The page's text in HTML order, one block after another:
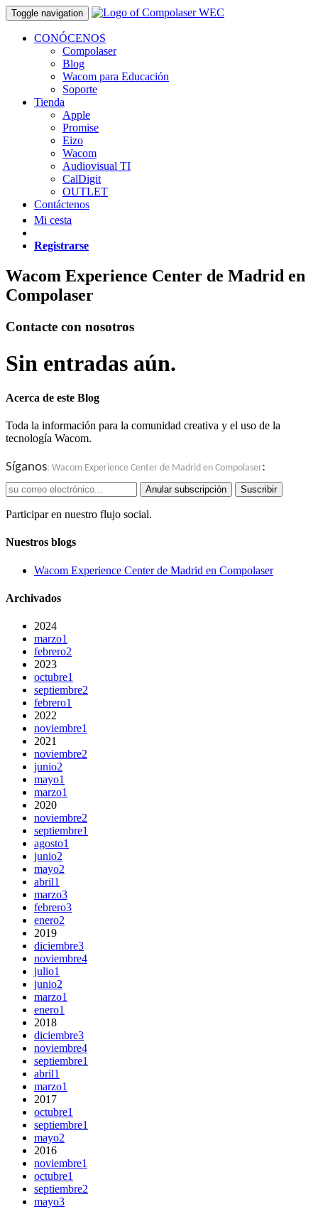
Toggle navigation
CONÓCENOS
Compolaser
Blog
Wacom para Educación
Soporte
Tienda
Apple
Promise
Eizo
Wacom
Audiovisual TI
CalDigit
OUTLET
Contáctenos
Mi cesta
Registrarse
Wacom Experience Center de Madrid en
Compolaser
Contacte con nosotros
Sin entradas aún.
Acerca de este Blog
Toda la información para la comunidad creativa y el uso de la
tecnología Wacom.
Síganos: Wacom Experience Center de Madrid en Compolaser:
Anular subscripción Suscribir
Participar en nuestro flujo social.
Nuestros blogs
Wacom Experience Center de Madrid en Compolaser
Archivados
2024
marzo1
febrero2
2023
octubre1
septiembre2
febrero1
2022
noviembre1
2021
noviembre2
junio2
mayo1
marzo1
2020
noviembre2
septiembre1
agosto1
junio2
mayo2
abril1
marzo3
febrero3
enero2
2019
diciembre3
noviembre4
julio1
junio2
marzo1
enero1
2018
diciembre3
noviembre4
septiembre1
abril1
marzo1
2017
octubre1
septiembre1
mayo2
2016
noviembre1
octubre1
septiembre2
mayo3